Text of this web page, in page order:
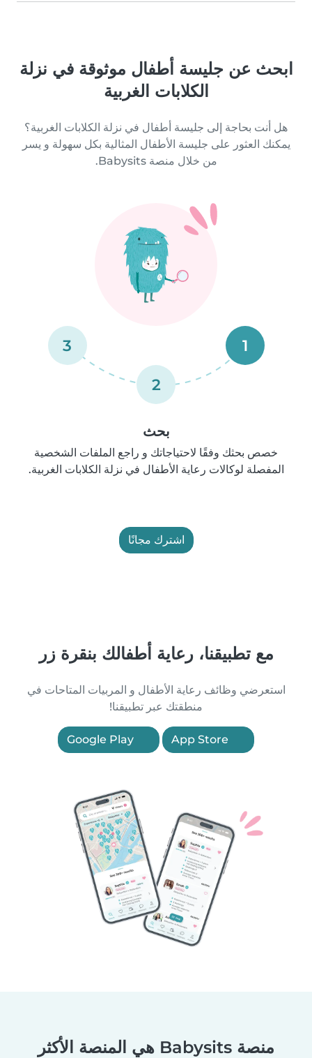
ابحث عن جليسة أطفال موثوقة في نزلة
الكلابات الغربية
هل أنت بحاجة إلى جليسة أطفال في نزلة الكلابات الغربية؟
يمكنك العثور على جليسة الأطفال المثالية بكل سهولة و يسر
من خلال منصة Babysits.
1
2
3
بحث
خصص بحثك وفقًا لاحتياجاتك و راجع الملفات الشخصية
المفصلة لوكالات رعاية الأطفال في نزلة الكلابات الغربية.
اشترك مجانًا
مع تطبيقنا، رعاية أطفالك بنقرة زر
استعرضي وظائف رعاية الأطفال و المربيات المتاحات في
منطقتك عبر تطبيقنا!
منصة Babysits هي المنصة الأكثر